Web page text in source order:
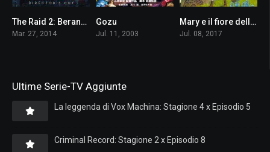
8.0The Raid 2: Berandal
Mar. 27, 2014
Gozu
Jul. 11, 2003
6.8Mary e il fiore della strega
Jul. 08, 2017
Ultime Serie-TV Aggiunte
La leggenda di Vox Machina: Stagione 4 x Episodio 5
Criminal Record: Stagione 2 x Episodio 8